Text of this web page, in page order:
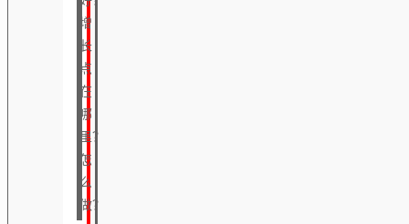
增
长
点
在
哪
里？
怎
么
做？